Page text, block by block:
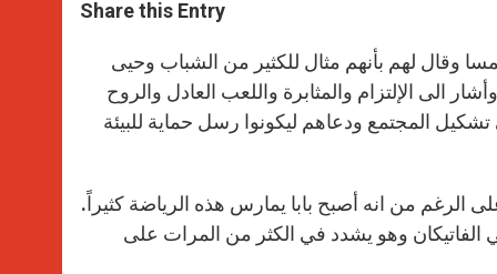
s
p
p
e
g
e
r
b
o
k
r
Share this Entry
وقال لهم بأنهم مثال للكثير من الشباب وحيى
الى الإلتزام والمثابرة واللعب العادل والروح
تشكيل المجتمع ودعاهم ليكونوا رسل حماية للبيئة
الرغم من انه أصبح بابا يمارس هذه الرياضة كثيراً.
الفاتيكان وهو يشدد في الكثر من المرات على